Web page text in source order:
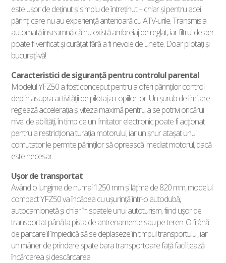
este uşor de deţinut şi simplu de întreţinut – chiar şi pentru acei
părinţi care nu au experienţă anterioară cu ATV-urile. Transmisia
automată înseamnă că nu există ambreiaj de reglat, iar filtrul de aer
poate fi verificat şi curăţat fără a fi nevoie de unelte. Doar pilotaţi şi
bucuraţi-vă!
Caracteristici de siguranţă pentru controlul parental
Modelul YFZ50 a fost conceput pentru a oferi părinţilor control
deplin asupra activităţii de pilotaj a copiilor lor. Un şurub de limitare
reglează acceleraţia şi viteza maximă pentru a se potrivi oricărui
nivel de abilităţi, în timp ce un limitator electronic poate fi acţionat
pentru a restricţiona turaţia motorului; iar un şnur ataşat unui
comutator le permite părinţilor să oprească imediat motorul, dacă
este necesar.
Uşor de transportat
Având o lungime de numai 1250 mm şi lăţime de 820 mm, modelul
compact YFZ50 va încăpea cu uşurinţă într-o autodubă,
autocamionetă şi chiar în spatele unui autoturism, fiind uşor de
transportat până la pista de antrenamente sau pe teren. O frână
de parcare îl împiedică să se deplaseze în timpul transportului, iar
un mâner de prindere spate bara transportoare faţă facilitează
încărcarea şi descărcarea.